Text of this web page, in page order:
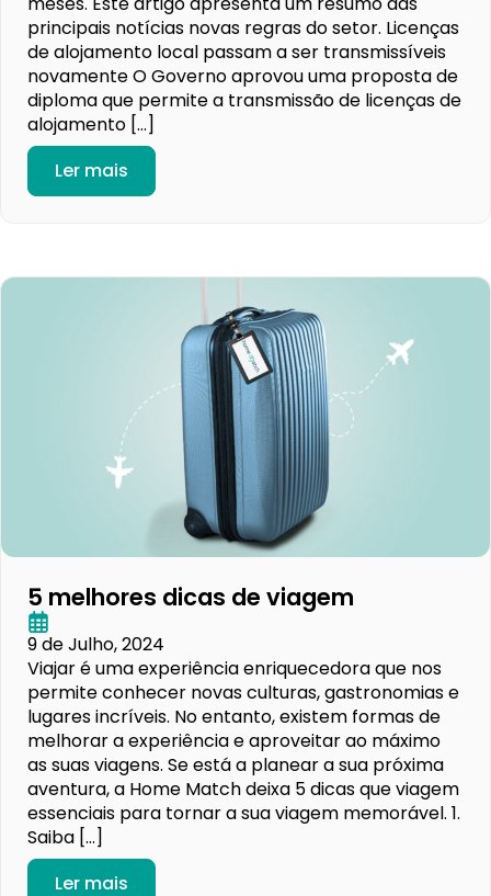
principais notícias novas regras do setor. Licenças
de alojamento local passam a ser transmissíveis
novamente O Governo aprovou uma proposta de
diploma que permite a transmissão de licenças de
alojamento […]
Ler mais
5 melhores dicas de viagem
9 de Julho, 2024
Viajar é uma experiência enriquecedora que nos
permite conhecer novas culturas, gastronomias e
lugares incríveis. No entanto, existem formas de
melhorar a experiência e aproveitar ao máximo
as suas viagens. Se está a planear a sua próxima
aventura, a Home Match deixa 5 dicas que viagem
essenciais para tornar a sua viagem memorável. 1.
Saiba […]
Ler mais